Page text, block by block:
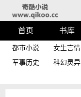
首页 书库
都市小说 女生言情
军事历史
科幻灵异